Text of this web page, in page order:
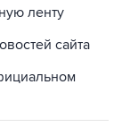
ленту
сайта